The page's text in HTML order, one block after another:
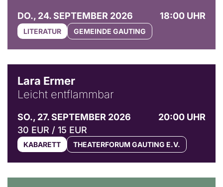
DO., 24. SEPTEMBER 2026 18:00 UHR
LITERATUR GEMEINDE GAUTING
Lara Ermer
Leicht entflammbar
SO., 27. SEPTEMBER 2026
20:00 UHR
30 EUR / 15 EUR
KABARETT THEATERFORUM GAUTING E.V.